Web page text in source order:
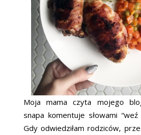
Moja mama czyta mojego
snapa komentuje słowami
Gdy odwiedziłam rodziców,